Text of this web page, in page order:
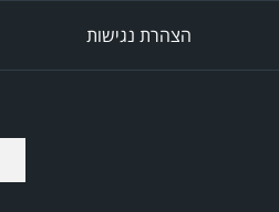
הצהרת נגישות